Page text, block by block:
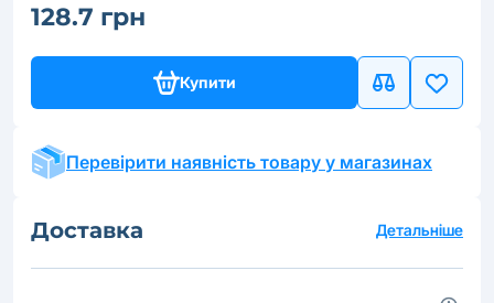
128.7 грн
Купити
Перевірити наявність товару у магазинах
Доставка Детальніше